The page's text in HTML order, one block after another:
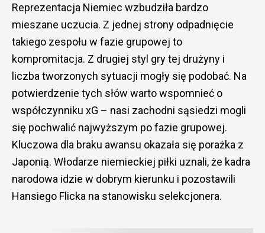
Reprezentacja Niemiec wzbudziła bardzo
mieszane uczucia. Z jednej strony odpadnięcie
takiego zespołu w fazie grupowej to
kompromitacja. Z drugiej styl gry tej drużyny i
liczba tworzonych sytuacji mogły się podobać. Na
potwierdzenie tych słów warto wspomnieć o
współczynniku xG – nasi zachodni sąsiedzi mogli
się pochwalić najwyższym po fazie grupowej.
Kluczowa dla braku awansu okazała się porażka z
Japonią. Włodarze niemieckiej piłki uznali, że kadra
narodowa idzie w dobrym kierunku i pozostawili
Hansiego Flicka na stanowisku selekcjonera.